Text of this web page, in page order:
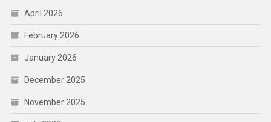
April 2026
February 2026
January 2026
December 2025
November 2025